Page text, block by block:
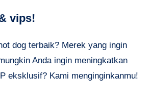
vips!
dog terbaik? Merek yang ingin
Anda ingin meningkatkan
eksklusif? Kami menginginkanmu!